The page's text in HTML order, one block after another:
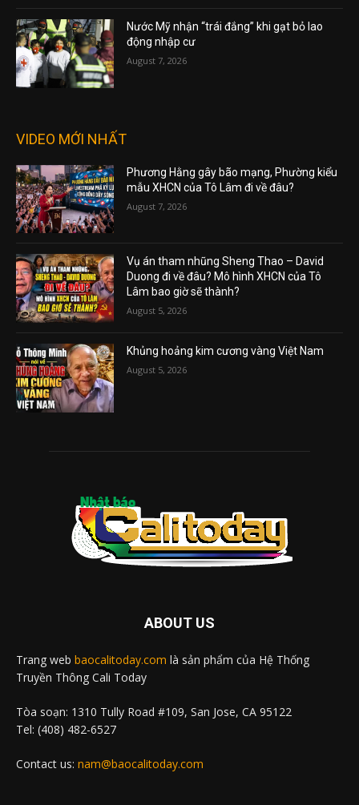
Nước Mỹ nhận “trái đắng” khi gạt bỏ lao
động nhập cư
August 7, 2026
VIDEO MỚI NHẤT
Phương Hằng gây bão mạng, Phường kiểu
mẫu XHCN của Tô Lâm đi về đâu?
August 7, 2026
Vụ án tham nhũng Sheng Thao – David
Duong đi về đâu? Mô hình XHCN của Tô
Lâm bao giờ sẽ thành?
August 5, 2026
Khủng hoảng kim cương vàng Việt Nam
August 5, 2026
ABOUT US
Trang web baocalitoday.com là sản phẩm của Hệ Thống
Truyền Thông Cali Today
Tòa soạn: 1310 Tully Road #109, San Jose, CA 95122
Tel: (408) 482-6527
Contact us: nam@baocalitoday.com